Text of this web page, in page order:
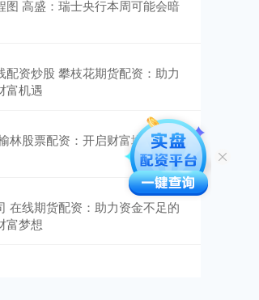
图 高盛：瑞士央行本周可能会暗
配资炒股 攀枝花期货配资：助力
富机遇
林股票配资：开启财富增值新篇
在线期货配资：助力资金不足的
富梦想